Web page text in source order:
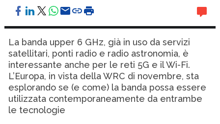
La banda upper 6 GHz, già in uso da servizi
satellitari, ponti radio e radio astronomia, è
interessante anche per le reti 5G e il Wi-Fi.
L’Europa, in vista della WRC di novembre, sta
esplorando se (e come) la banda possa essere
utilizzata contemporaneamente da entrambe
le tecnologie